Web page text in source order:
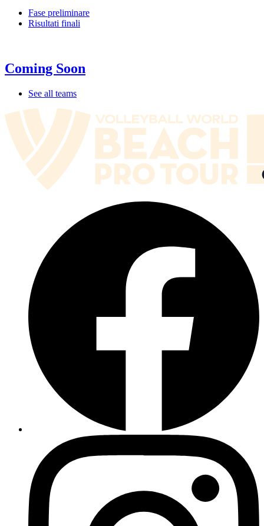
Fase preliminare
Risultati finali
Coming Soon
See all teams